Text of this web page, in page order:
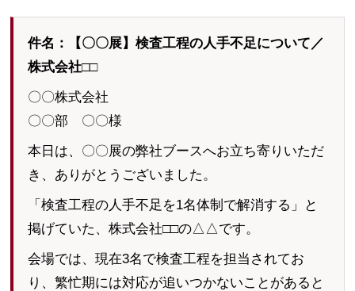
件名：【〇〇展】検査工程の人手不足について／
株式会社□□
〇〇株式会社
〇〇部 〇〇様
本日は、〇〇展の弊社ブースへお立ち寄りいただ
き、ありがとうございました。
「検査工程の人手不足を1名体制で解消する」と
掲げていた、株式会社□□の△△です。
会場では、現在3名で検査工程を担当されてお
り、繁忙期には対応が追いつかないことがあると